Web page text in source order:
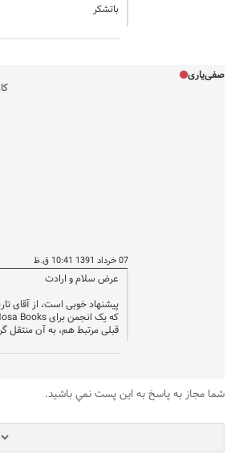
باتشكر
صفی‌یاری
07 خرداد 1391 10:41 ق.ظ
عرض سلام و ارادت
پیشنهاد خوبی است، از آقای
قبلی مرتبط هم، به آن منتقل
شما مجاز به پاسخ به اين پست نمي باشيد.